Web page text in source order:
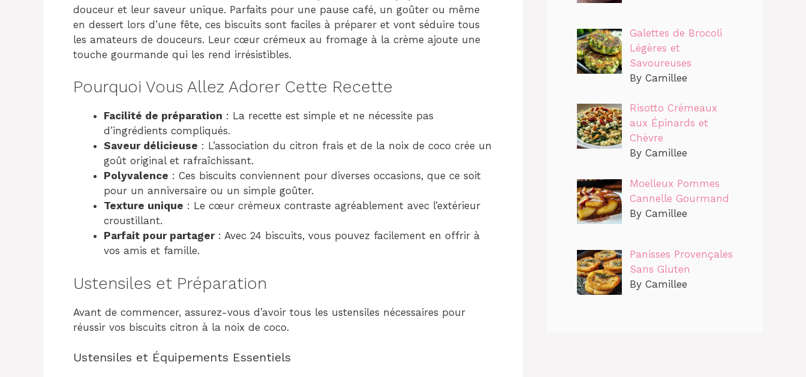
douceur et leur saveur unique. Parfaits pour une pause café, un goûter ou même
en dessert lors d’une fête, ces biscuits sont faciles à préparer et vont séduire tous
les amateurs de douceurs. Leur cœur crémeux au fromage à la crème ajoute une
touche gourmande qui les rend irrésistibles.
Pourquoi Vous Allez Adorer Cette Recette
Facilité de préparation : La recette est simple et ne nécessite pas
d’ingrédients compliqués.
Saveur délicieuse : L’association du citron frais et de la noix de coco crée un
goût original et rafraîchissant.
Polyvalence : Ces biscuits conviennent pour diverses occasions, que ce soit
pour un anniversaire ou un simple goûter.
Texture unique : Le cœur crémeux contraste agréablement avec l’extérieur
croustillant.
Parfait pour partager: Avec 24 biscuits, vous pouvez facilement en offrir à
vos amis et famille.
Ustensiles et Préparation
Avant de commencer, assurez-vous d’avoir tous les ustensiles nécessaires pour
réussir vos biscuits citron à la noix de coco.
Ustensiles et Équipements Essentiels
Galettes de Brocoli
Légères et
Savoureuses
By Camillee
Risotto Crémeaux
aux Épinards et
Chèvre
By Camillee
Moelleux Pommes
Cannelle Gourmand
By Camillee
Panisses Provençales
Sans Gluten
By Camillee